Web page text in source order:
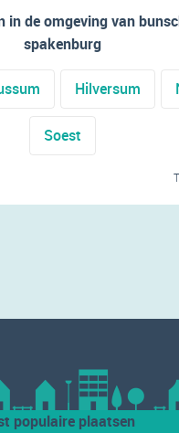
in de omgeving van
spakenburg
Hilversum
Soest
populaire plaatsen